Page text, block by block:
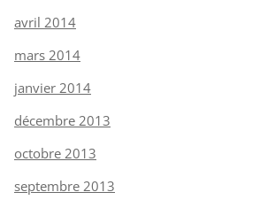
avril 2014
mars 2014
janvier 2014
décembre 2013
octobre 2013
septembre 2013